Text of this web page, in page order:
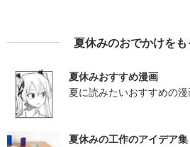
夏休みのおでかけを
夏休みおすすめ漫画
夏に読みたいおすすめの
夏休みの工作のアイデア集